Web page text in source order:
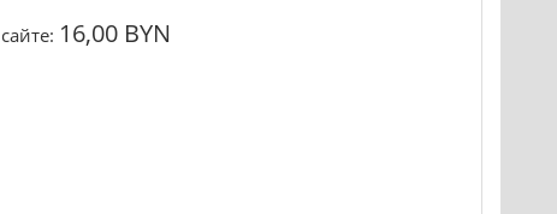
16,00 BYN